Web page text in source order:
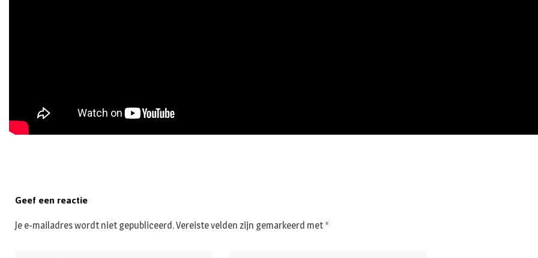
Geef een reactie
Je e-mailadres wordt niet gepubliceerd.Vereiste velden zijn gemarkeerd met *